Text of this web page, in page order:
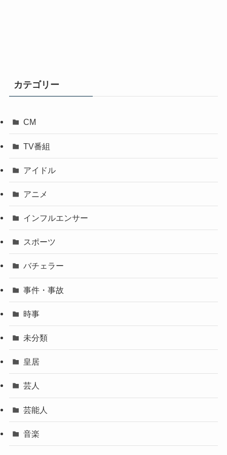
カテゴリー
CM
TV番組
アイドル
アニメ
インフルエンサー
スポーツ
バチェラー
事件・事故
時事
未分類
皇居
芸人
芸能人
音楽